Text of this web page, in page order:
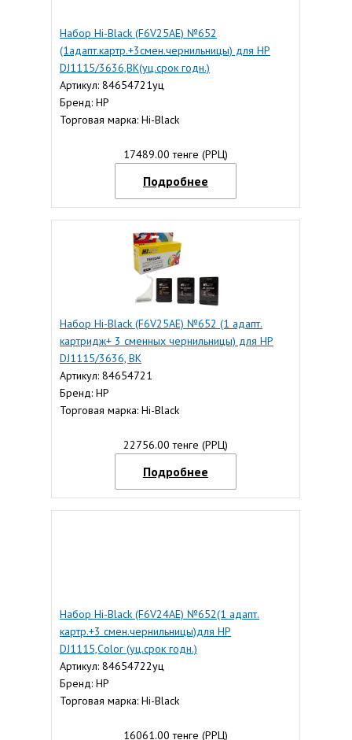
Набор Hi-Black (F6V25AE) №652
(1адапт.картр.+3смен.чернильницы) для HP
DJ1115/3636,BK(уц.срок годн.)
Артикул: 84654721уц
Бренд: HP
Торговая марка: Hi-Black
17489.00 тенге (РРЦ)
Подробнее
Набор Hi-Black (F6V25AE) №652 (1 адапт.
картридж+ 3 сменных чернильницы) для HP
DJ1115/3636, BK
Артикул: 84654721
Бренд: HP
Торговая марка: Hi-Black
22756.00 тенге (РРЦ)
Подробнее
Набор Hi-Black (F6V24AE) №652(1 адапт.
картр.+3 смен.чернильницы)для HP
DJ1115,Color (уц.срок годн.)
Артикул: 84654722уц
Бренд: HP
Торговая марка: Hi-Black
16061.00 тенге (РРЦ)